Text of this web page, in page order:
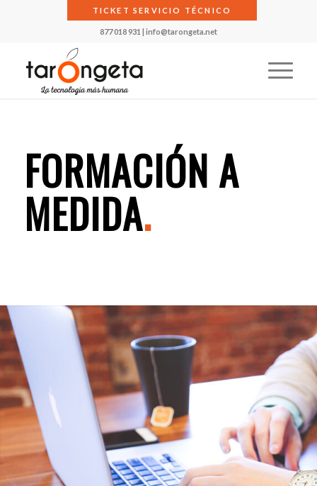
TICKET SERVICIO TÉCNICO
877 018 931 | info@tarongeta.net
FORMACIÓN A
MEDIDA.